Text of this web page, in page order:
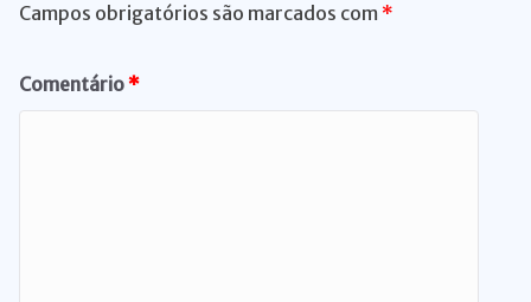
Campos obrigatórios são marcados com *
Comentário*